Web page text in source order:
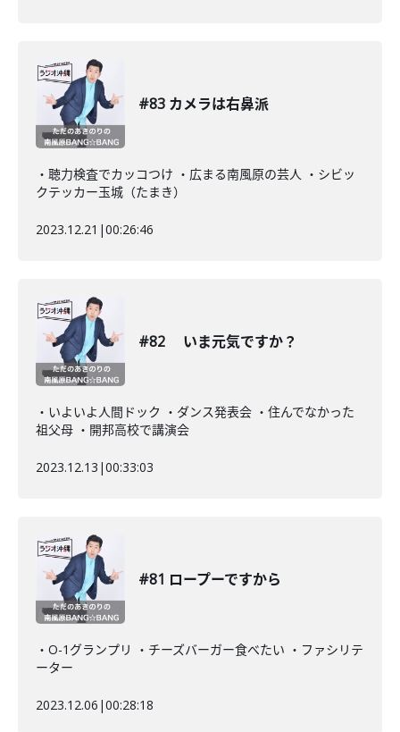
#83 カメラは右鼻派
・聴力検査でカッコつけ ・広まる南風原の芸人 ・シビッ
クテッカー玉城（たまき）
2023.12.21 |00:26:46
#82 いま元気ですか？
・いよいよ人間ドック ・ダンス発表会 ・住んでなかった
祖父母 ・開邦高校で講演会
2023.12.13 |00:33:03
#81 ロープーですから
・O-1グランプリ ・チーズバーガー食べたい ・ファシリテ
ーター
2023.12.06 |00:28:18